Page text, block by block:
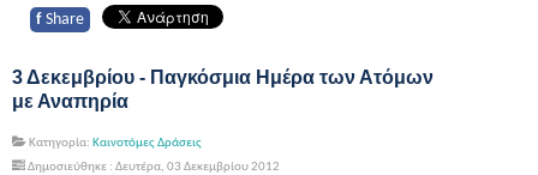
f Share
3 Δεκεμβρίου - Παγκόσμια Ημέρα των Ατόμων
με Αναπηρία
Κατηγορία: Καινοτόμες Δράσεις
Δημοσιεύθηκε : Δευτέρα, 03 Δεκεμβρίου 2012